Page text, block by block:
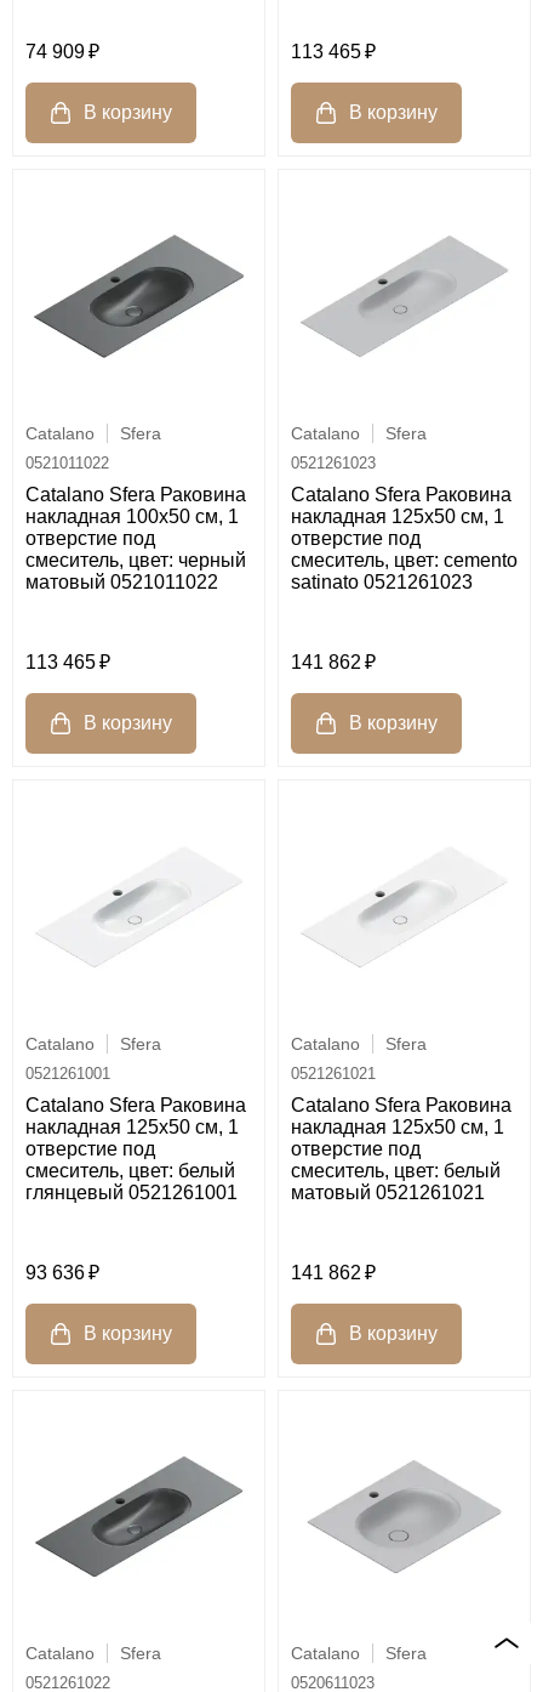
74 909 113 465
Catalano Sfera
0521011022
Catalano Sfera Раковина
накладная 100х50 см, 1
отверстие под
смеситель, цвет: черный
матовый 0521011022
113 465
Catalano Sfera
0521261023
Catalano Sfera Раковина
накладная 125х50 см, 1
отверстие под
смеситель, цвет: cemento
satinato 0521261023
141 862
Catalano Sfera
0521261001
Catalano Sfera Раковина
накладная 125х50 см, 1
отверстие под
смеситель, цвет: белый
глянцевый 0521261001
93 636
Catalano Sfera
0521261021
Catalano Sfera Раковина
накладная 125х50 см, 1
отверстие под
смеситель, цвет: белый
матовый 0521261021
141 862
Catalano Sfera
0521261022
Catalano Sfera
0520611023